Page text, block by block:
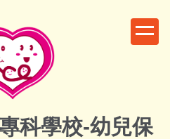
科學校-幼兒保